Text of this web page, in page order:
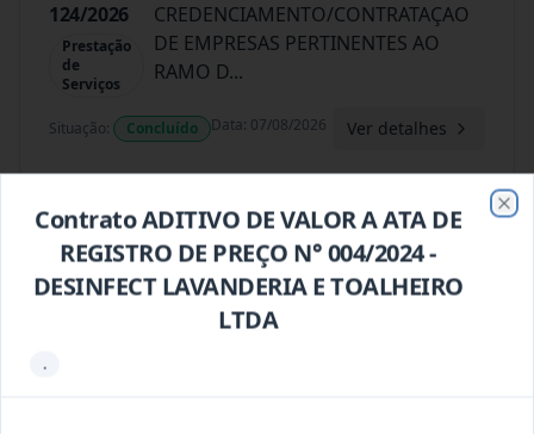
124/2026
Prestação
de
Serviços
CREDENCIAMENTO/CONTRATAÇAO
DE EMPRESAS PERTINENTES AO
RAMO D...
Situação: Concluído Data: 07/08/2026 Ver detalhes
123/2023 Constitui objeto do presente contrato
a Aquisição De Kit Lúd...
Data:07/08/2026
Contrato ADITIVO DE VALOR A ATA DE
REGISTRO DE PREÇO N° 004/2024 -
DESINFECT LAVANDERIA E TOALHEIRO
LTDA
.